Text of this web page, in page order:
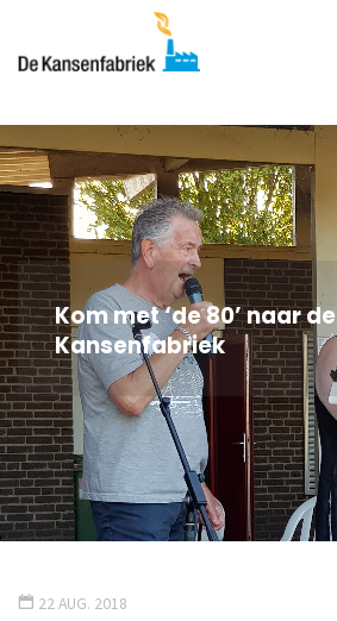
Kom met ‘de 80’ naar de
Kansenfabriek
22 AUG. 2018